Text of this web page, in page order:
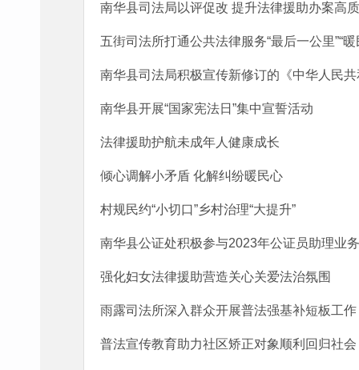
南华县司法局以评促改 提升法律援助办案高
五街司法所打通公共法律服务“最后一公里”“暖
南华县司法局积极宣传新修订的《中华人民
南华县开展“国家宪法日”集中宣誓活动
法律援助护航未成年人健康成长
倾心调解小矛盾 化解纠纷暖民心
村规民约“小切口”乡村治理“大提升”
南华县公证处积极参与2023年公证员助理业
强化妇女法律援助营造关心关爱法治氛围
雨露司法所深入群众开展普法强基补短板工作
普法宣传教育助力社区矫正对象顺利回归社会